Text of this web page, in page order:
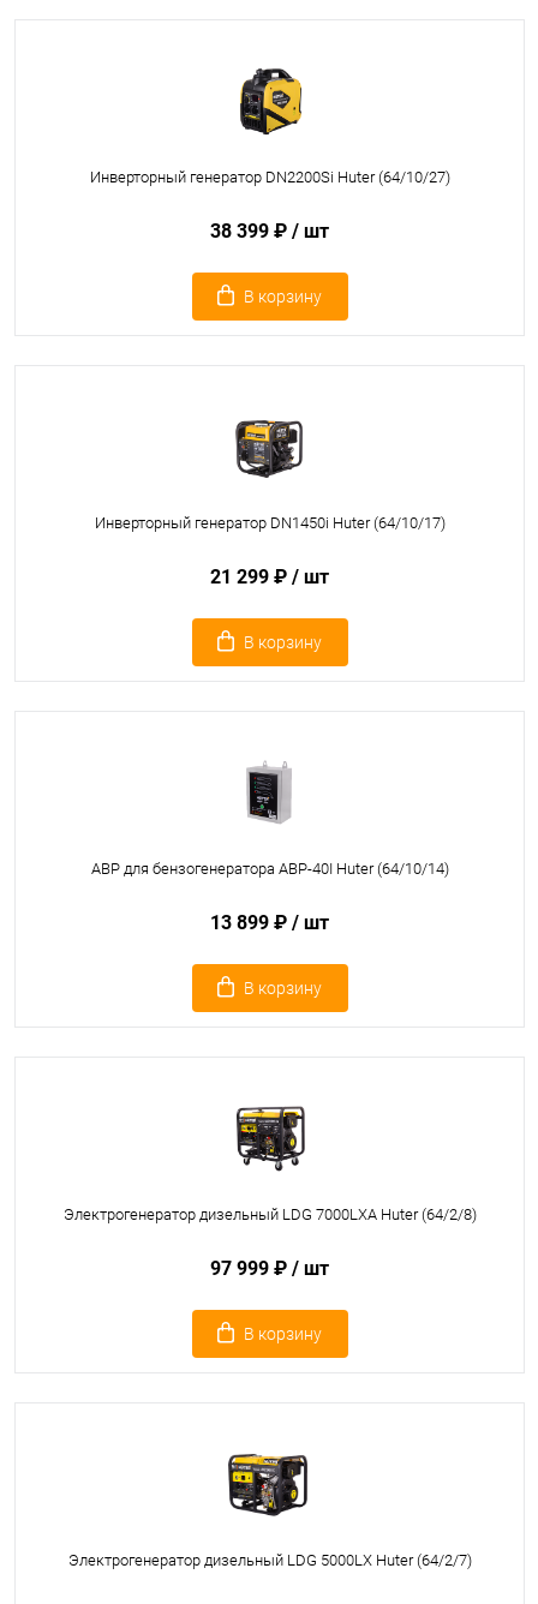
Инверторный генератор DN2200Si Huter (64/10/27)
38 399 ₽ / шт
В корзину
Инверторный генератор DN1450i Huter (64/10/17)
21 299 ₽ / шт
В корзину
АВР для бензогенератора АВР-40I Huter (64/10/14)
13 899 ₽ / шт
В корзину
Электрогенератор дизельный LDG 7000LXА Huter (64/2/8)
97 999 ₽ / шт
В корзину
Электрогенератор дизельный LDG 5000LX Huter (64/2/7)